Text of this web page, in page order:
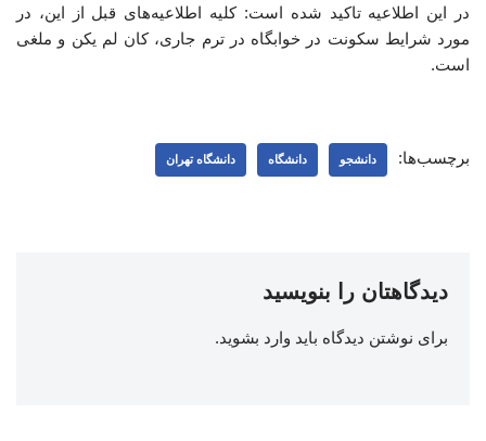
در این اطلاعیه تاکید شده است: کلیه اطلاعیه‌های قبل از این، در
مورد شرایط سکونت در خوابگاه در ترم جاری، کان لم یکن و ملغی
است.
برچسب‌ها: دانشجو دانشگاه دانشگاه تهران
دیدگاهتان را بنویسید
برای نوشتن دیدگاه باید وارد بشوید.